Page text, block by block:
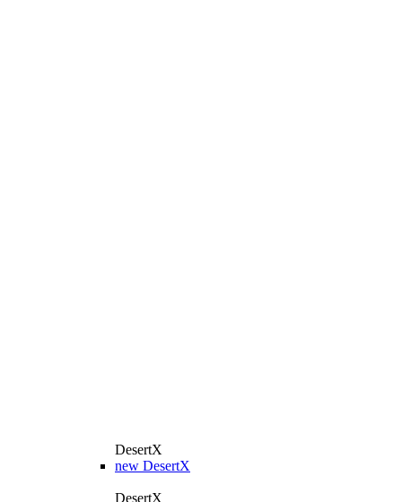
DesertX
new DesertX
DesertX